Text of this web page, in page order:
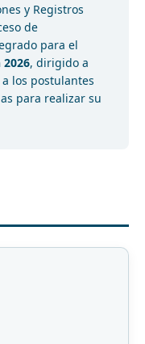
y Registros
de
para el
, dirigido a
los postulantes
para realizar su